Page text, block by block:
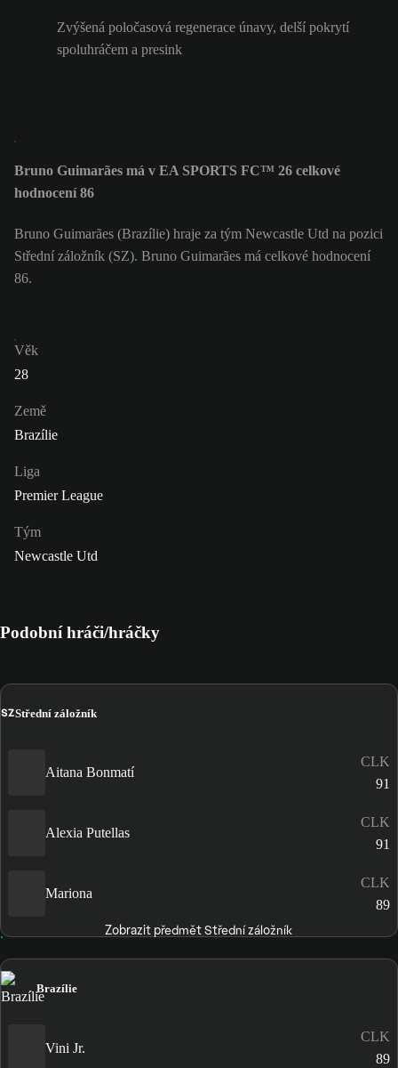
Zvýšená poločasová regenerace únavy, delší pokrytí
spoluhráčem a presink
Bruno Guimarães má v EA SPORTS FC™ 26 celkové
hodnocení 86
Bruno Guimarães (Brazílie) hraje za tým Newcastle Utd na pozici
Střední záložník (SZ). Bruno Guimarães má celkové hodnocení
86.
Věk
28
Země
Brazílie
Liga
Premier League
Tým
Newcastle Utd
Podobní hráči/hráčky
SZStřední záložník
Aitana Bonmatí
CLK
91
Alexia Putellas
CLK
91
Mariona
CLK
89
Zobrazit předmět Střední záložník
Brazílie
Vini Jr.
CLK
89